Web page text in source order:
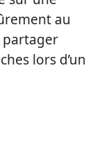
au
partager
lors d’un